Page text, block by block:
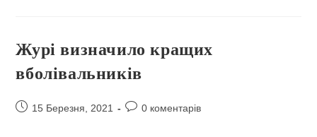
Журі визначило кращих
вболівальників
Запис15 Березня, 2021
Коментарі
0 коментарів